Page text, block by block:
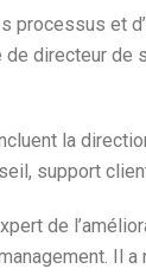
et
directeur
la
support
de
Il